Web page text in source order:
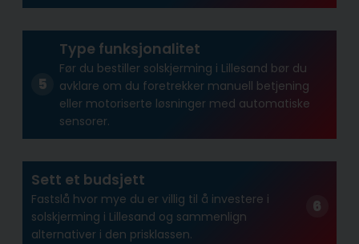
Type funksjonalitet
Før du bestiller solskjerming i Lillesand bør du
avklare om du foretrekker manuell betjening
eller motoriserte løsninger med automatiske
sensorer.
Sett et budsjett
Fastslå hvor mye du er villig til å investere i
solskjerming i Lillesand og sammenlign
alternativer i den prisklassen.